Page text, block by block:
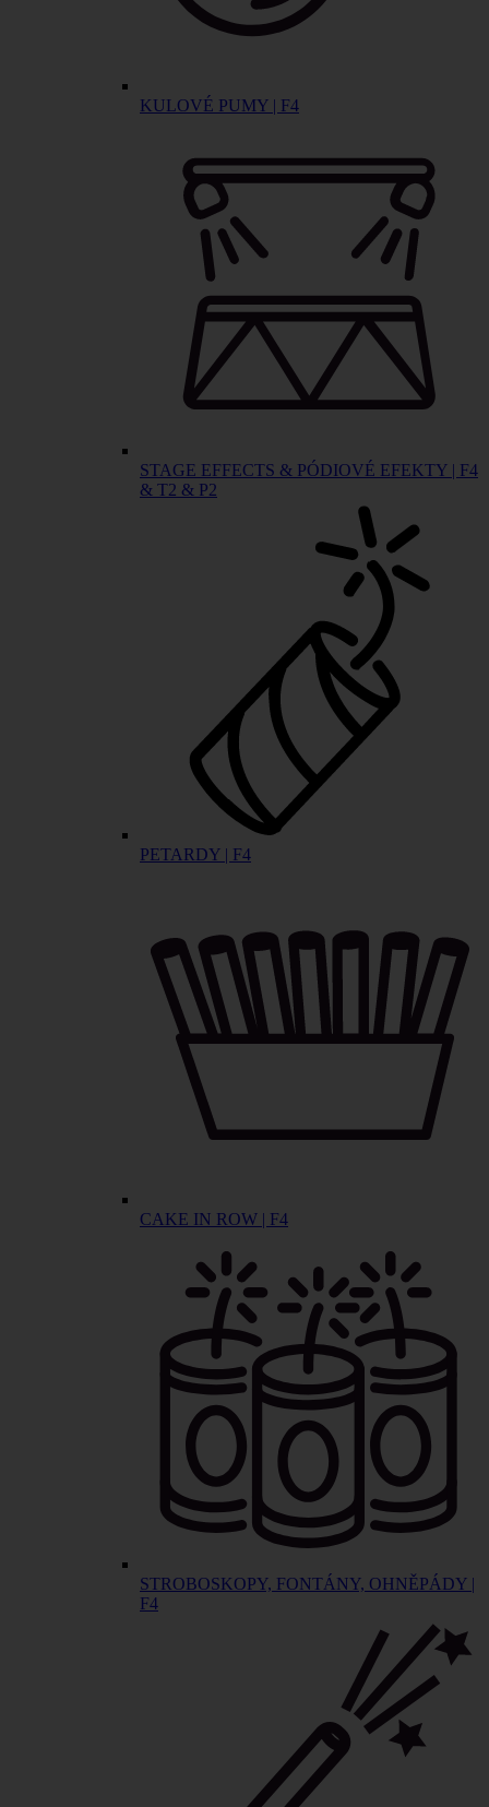
KULOVÉ PUMY | F4
STAGE EFFECTS & PÓDIOVÉ EFEKTY | F4
& T2 & P2
PETARDY | F4
CAKE IN ROW | F4
STROBOSKOPY, FONTÁNY, OHNĚPÁDY |
F4